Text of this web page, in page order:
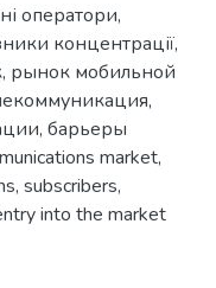
оператори,
концентрації,
, рынок мобильной
,
, барьеры
market,
, subscribers,
into the market